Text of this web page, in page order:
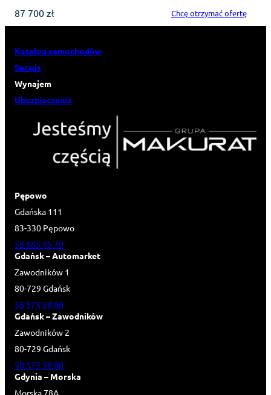
87 700 zł Chcę otrzymać ofertę
Katalog samochodów
Serwis
Wynajem
Ubezpieczenia
Pępowo
Gdańska 111
83-330 Pępowo
58 685 95 70
Gdańsk – Automarket
Zawodników 1
80-729 Gdańsk
58 573 58 80
Gdańsk – Zawodników
Zawodników 2
80-729 Gdańsk
58 573 58 80
Gdynia – Morska
Morska 78A